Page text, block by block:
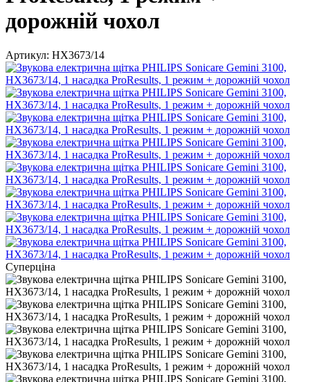
дорожній чохол
Артикул: HX3673/14
Суперціна